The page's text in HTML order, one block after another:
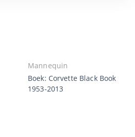
Mannequin
Boek: Corvette Black Book
1953-2013